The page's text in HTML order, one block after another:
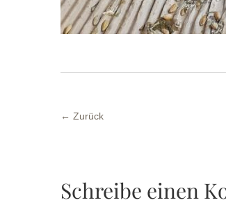
← Zurück
Schreibe einen